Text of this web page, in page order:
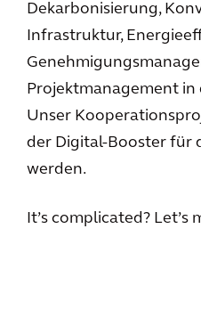
Dekarbonisierung,
Infrastruktur,
Projektmanagement in
Unser
der Digital-Booster für
werden.
It’s complicated? Let’s